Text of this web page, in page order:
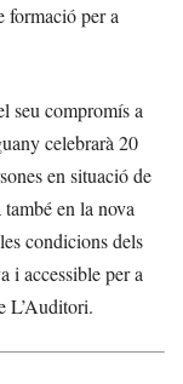
formació per a
seu compromís a
celebrarà 20
en situació de
en la nova
condicions dels
i accessible per a
L’Auditori.